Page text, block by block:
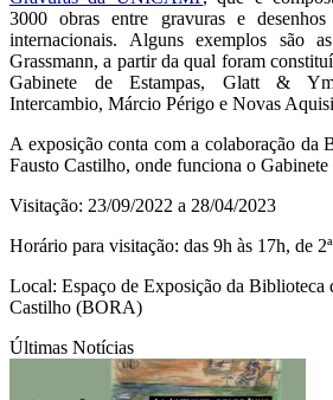
3000 obras entre gravuras e
internacionais. Alguns exemplos são
Grassmann, a partir da qual foram
Gabinete de Estampas, Glatt &
Intercambio, Márcio Périgo e Novas
A exposição conta com a colaboração da
Fausto Castilho, onde funciona o Gabinete
Visitação: 23/09/2022 a 28/04/2023
Horário para visitação: das 9h às 17h, de 2ª
Local: Espaço de Exposição da Biblioteca
Castilho (BORA)
Últimas Notícias